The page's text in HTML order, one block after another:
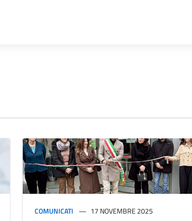
COMUNICATI 17 NOVEMBRE 2025